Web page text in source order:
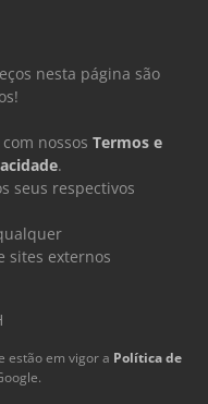
nesta página são
nossos Termos e
.
seus respectivos
sites externos
estão em vigor a Política de